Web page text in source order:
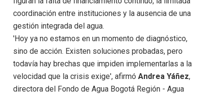
coordinación entre instituciones y la ausencia de una
gestión integrada del agua.
'Hoy ya no estamos en un momento de diagnóstico,
sino de acción. Existen soluciones probadas, pero
todavía hay brechas que impiden implementarlas a la
velocidad que la crisis exige', afirmóAndrea Yáñez,
directora del Fondo de Agua Bogotá Región - Agua